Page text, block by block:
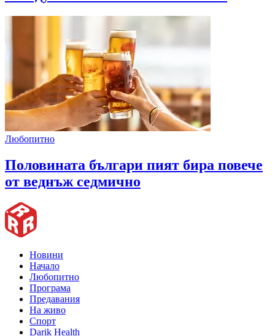
Любопитно
Половината българи пият бира повече
от веднъж седмично
Новини
Начало
Любопитно
Програма
Предавания
На живо
Спорт
Darik Health